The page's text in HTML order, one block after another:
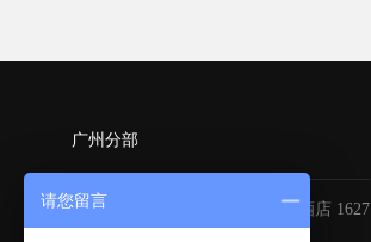
广州分部
广州天河区地中海国际酒店 1627
请您留言